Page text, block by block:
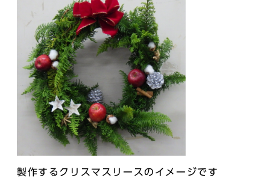
製作するクリスマスリースのイメージです